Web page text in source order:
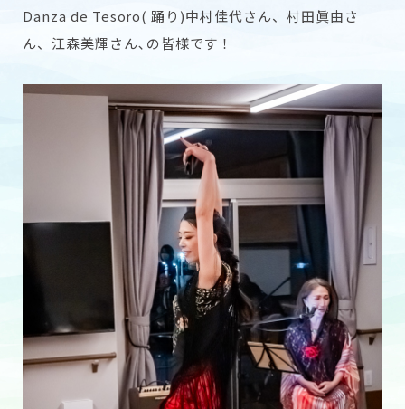
Danza de Tesoro( 踊り)中村佳代さん、村田眞由さ
ん、江森美輝さん､の皆様です！